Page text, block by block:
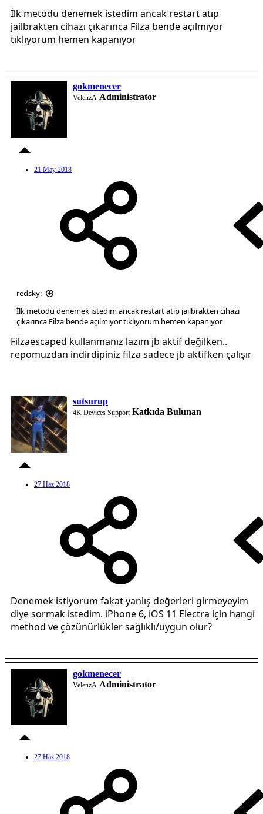
İlk metodu denemek istedim ancak restart atıp
jailbrakten cihazı çıkarınca Filza bende açılmıyor
tıklıyorum hemen kapanıyor
gokmenecer
VelenzA Administrator
21 May 2018
redsky:
İlk metodu denemek istedim ancak restart atıp jailbrakten cihazı
çıkarınca Filza bende açılmıyor tıklıyorum hemen kapanıyor
Filzaescaped kullanmanız lazım jb aktif değilken..
repomuzdan indirdipiniz filza sadece jb aktifken çalışır
sutsurup
4K Devices Support Katkıda Bulunan
27 Haz 2018
Denemek istiyorum fakat yanlış değerleri girmeyeyim
diye sormak istedim. iPhone 6, iOS 11 Electra için hangi
method ve çözünürlükler sağlıklı/uygun olur?
gokmenecer
VelenzA Administrator
27 Haz 2018